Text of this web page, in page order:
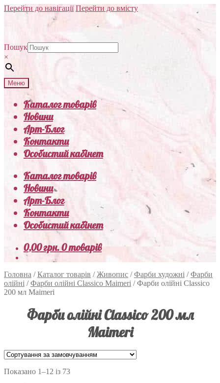
Перейти до навігації Перейти до вмісту
Пошук
×
Меню
Каталог товарів
Новини
Арт-Блог
Контакти
Особистий кабінет
Каталог товарів
Новини
Арт-Блог
Контакти
Особистий кабінет
0,00грн.0 товарів
Головна /Каталог товарів /Живопис /Фарби художні /Фарби
олійні /Фарби олійні Classico Maimeri /Фарби олійні Classico
200 мл Maimeri
Фарби олійні Classico 200 мл
Maimeri
Показано 1–12 із 73